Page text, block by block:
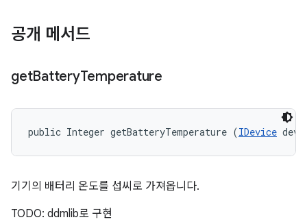
공개 메서드
getBatteryTemperature
public Integer getBatteryTemperature (IDevice
기기의 배터리 온도를 섭씨로 가져옵니다.
TODO: ddmlib로 구현